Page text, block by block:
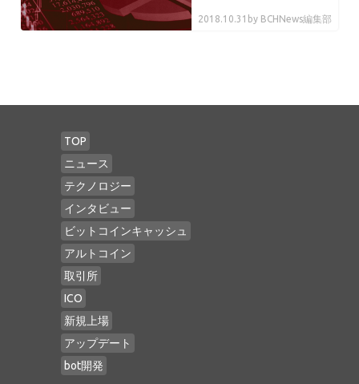
2018.10.31 by BCHNews編集部
TOP
ニュース
テクノロジー
インタビュー
ビットコインキャッシュ
アルトコイン
取引所
ICO
新規上場
アップデート
bot開発